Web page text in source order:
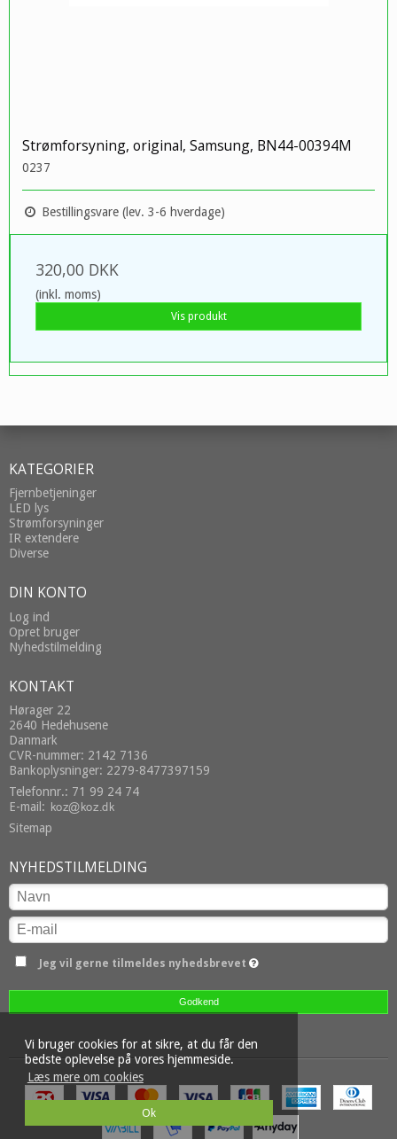
Vi bruger cookies for at sikre, at du får den
bedste oplevelse på vores hjemmeside.
Læs mere om cookies
Ok
Strømforsyning, original, Samsung, BN44-00394M
0237
Bestillingsvare (lev. 3-6 hverdage)
320,00 DKK
(inkl. moms)
Vis produkt
KATEGORIER
Fjernbetjeninger
LED lys
Strømforsyninger
IR extendere
Diverse
DIN KONTO
Log ind
Opret bruger
Nyhedstilmelding
KONTAKT
Hørager 22
2640 Hedehusene
Danmark
CVR-nummer: 2142 7136
Bankoplysninger: 2279-8477397159
Telefonnr.: 71 99 24 74
E-mail :
Sitemap
NYHEDSTILMELDING
Jeg vil gerne tilmeldes nyhedsbrevet
Godkend